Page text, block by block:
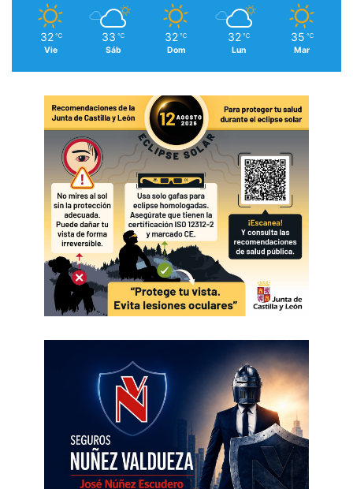
32 ℃
Vie
33 ℃
Sáb
32 ℃
Dom
32 ℃
Lun
35 ℃
Mar